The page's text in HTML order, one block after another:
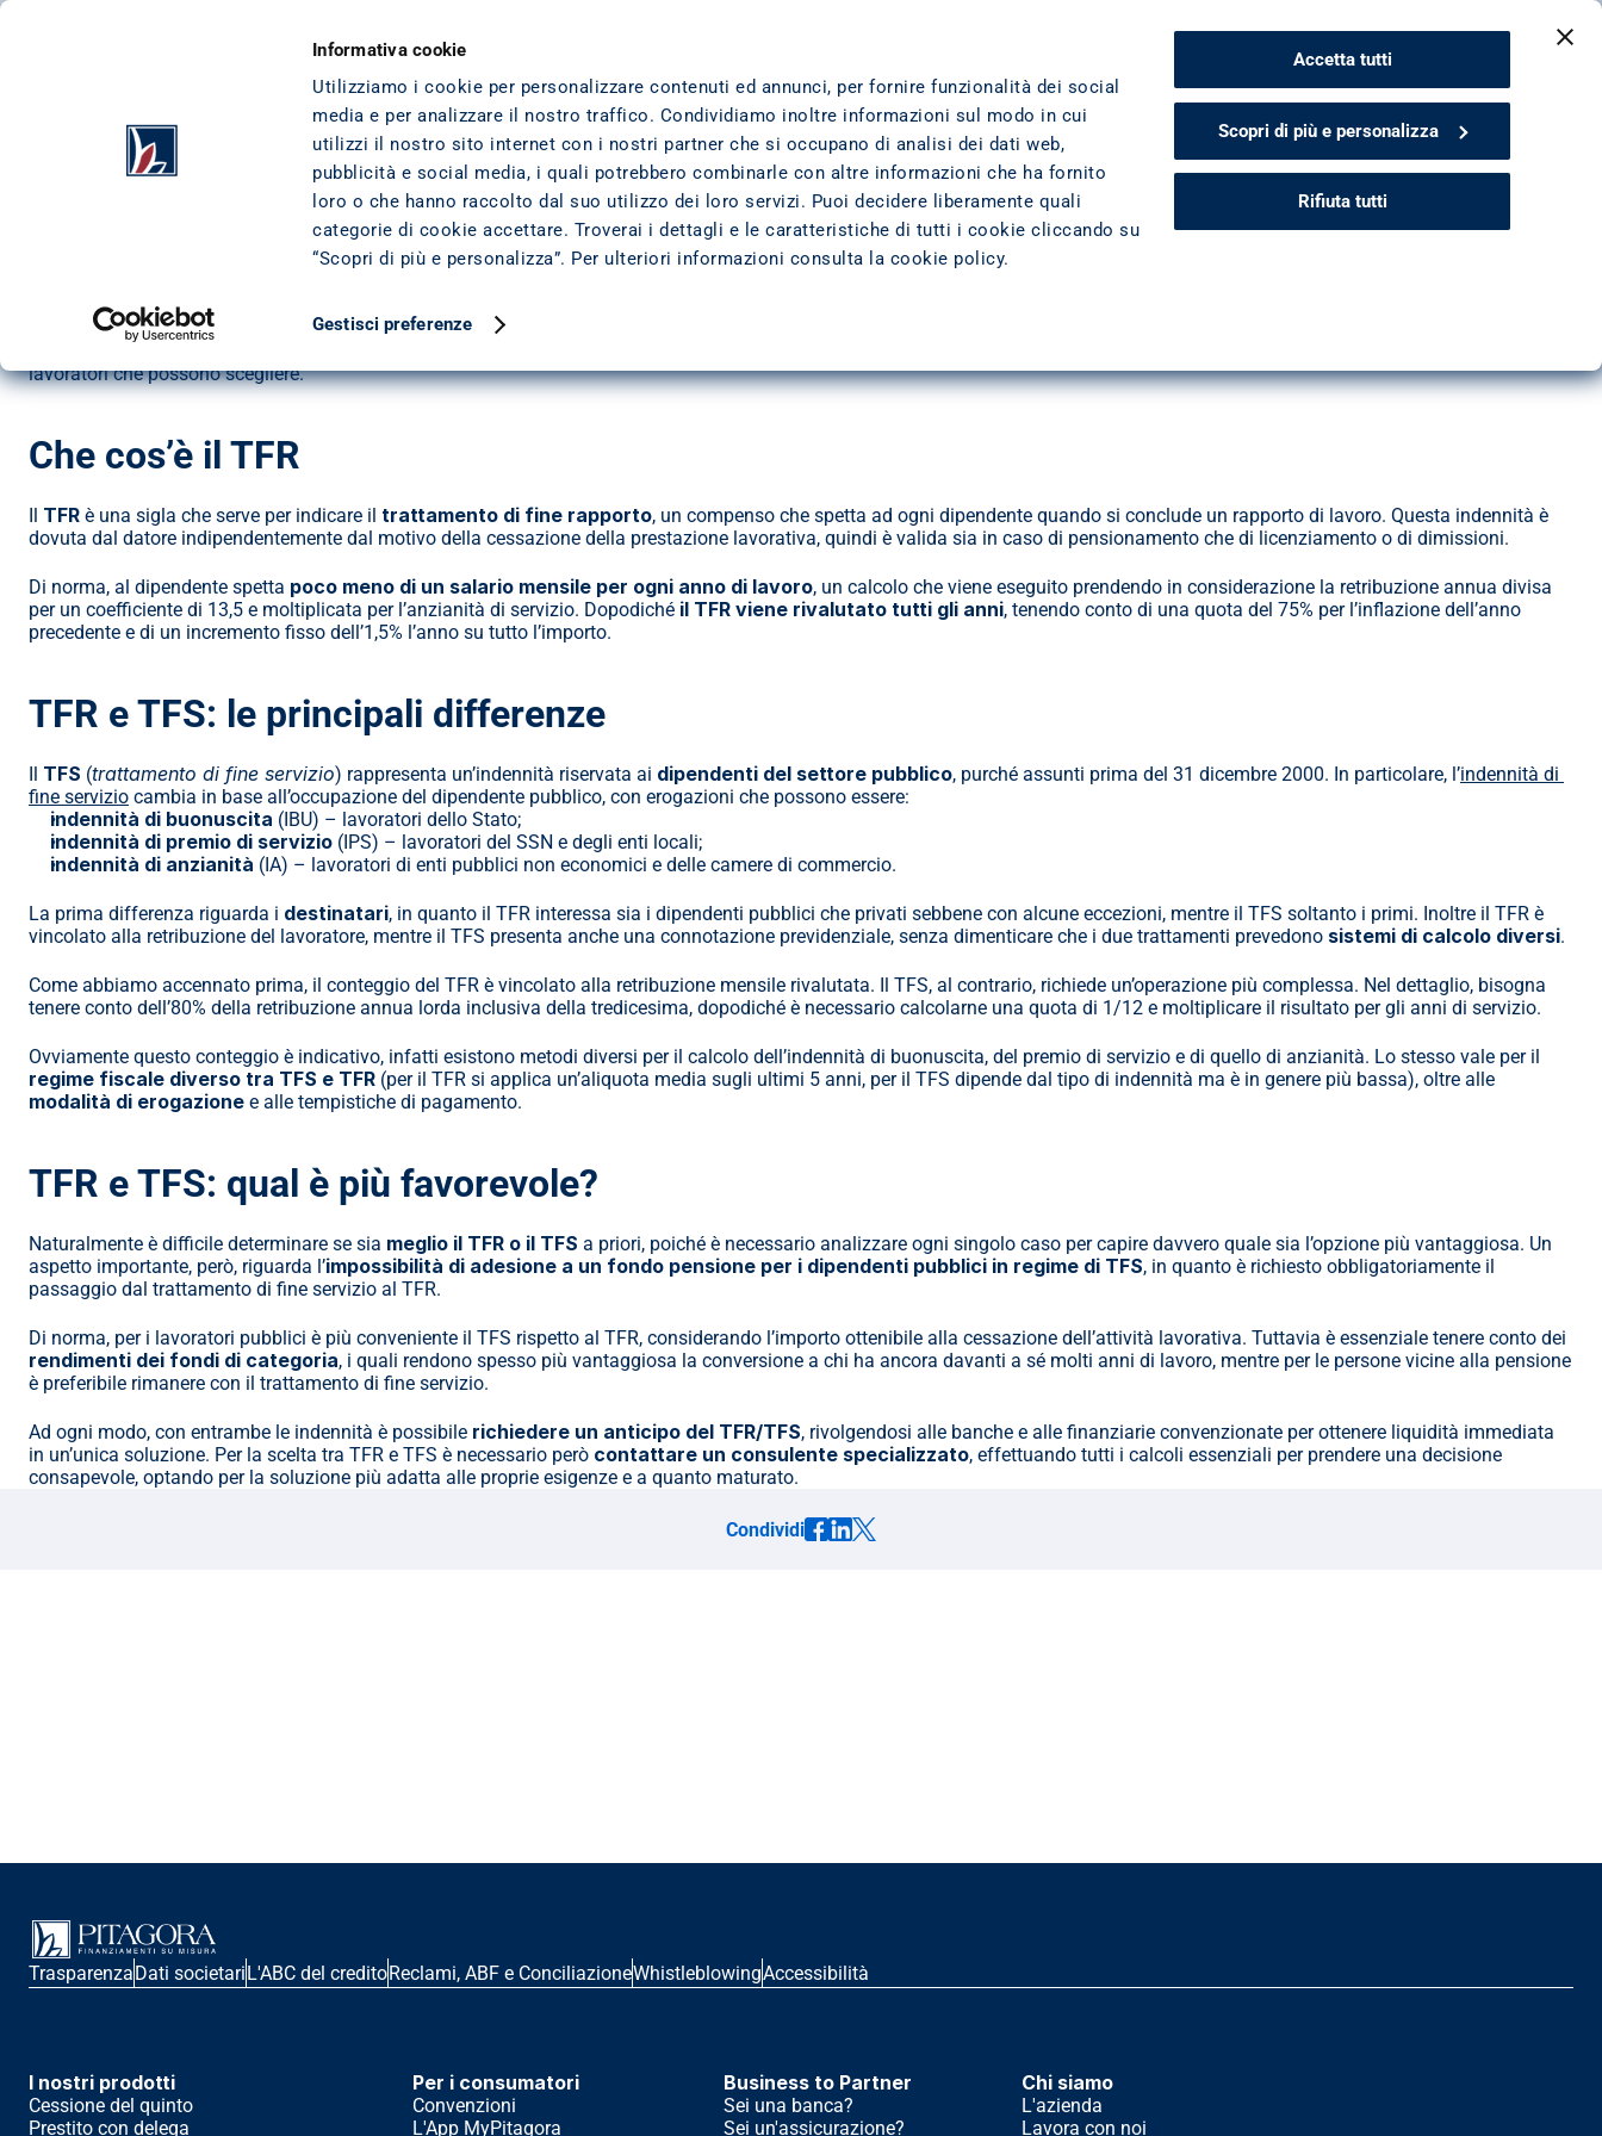
Informativa cookie
Utilizziamo i cookie per personalizzare contenuti ed annunci, per fornire funzionalità dei social
media e per analizzare il nostro traffico. Condividiamo inoltre informazioni sul modo in cui
utilizzi il nostro sito internet con i nostri partner che si occupano di analisi dei dati web,
pubblicità e social media, i quali potrebbero combinarle con altre informazioni che ha fornito
loro o che hanno raccolto dal suo utilizzo dei loro servizi. Puoi decidere liberamente quali
categorie di cookie accettare. Troverai i dettagli e le caratteristiche di tutti i cookie cliccando su
“Scopri di più e personalizza”. Per ulteriori informazioni consulta la cookie policy.
Gestisci preferenze
Accetta tutti
Scopri di più e personalizza
Rifiuta tutti
CESSIONE DEL QUINTO I NOSTRI PRODOTTI CONTATTACI
DIFFERENZA TRA TFR E TFS QUELLO CHE CE DA SAPERE
Differenza tra TFR e TFS: quello che c’è da sapere
22 GENNAIO 2021
I lavoratori dipendenti possono beneficiare al termine del rapporto di lavoro di un’indennità aggiuntiva, una somma utile per garantire un cuscinetto nel passaggio verso la pensione, con
lavoratori che possono scegliere.
Che cos’è il TFR
Il TFR è una sigla che serve per indicare il trattamento di fine rapporto, un compenso che spetta ad ogni dipendente quando si conclude un rapporto di lavoro. Questa indennità è
dovuta dal datore indipendentemente dal motivo della cessazione della prestazione lavorativa, quindi è valida sia in caso di pensionamento che di licenziamento o di dimissioni.
Di norma, al dipendente spetta poco meno di un salario mensile per ogni anno di lavoro, un calcolo che viene eseguito prendendo in considerazione la retribuzione annua divisa
per un coefficiente di 13,5 e moltiplicata per l’anzianità di servizio. Dopodiché il TFR viene rivalutato tutti gli anni, tenendo conto di una quota del 75% per l’inflazione dell’anno
precedente e di un incremento fisso dell’1,5% l’anno su tutto l’importo.
TFR e TFS: le principali differenze
Il TFS (trattamento di fine servizio) rappresenta un’indennità riservata ai dipendenti del settore pubblico, purché assunti prima del 31 dicembre 2000. In particolare, l’indennità di
fine servizio cambia in base all’occupazione del dipendente pubblico, con erogazioni che possono essere:
indennità di buonuscita (IBU) – lavoratori dello Stato;
indennità di premio di servizio (IPS) – lavoratori del SSN e degli enti locali;
indennità di anzianità (IA) – lavoratori di enti pubblici non economici e delle camere di commercio.
La prima differenza riguarda i destinatari, in quanto il TFR interessa sia i dipendenti pubblici che privati sebbene con alcune eccezioni, mentre il TFS soltanto i primi. Inoltre il TFR è
vincolato alla retribuzione del lavoratore, mentre il TFS presenta anche una connotazione previdenziale, senza dimenticare che i due trattamenti prevedono sistemi di calcolo diversi.
Come abbiamo accennato prima, il conteggio del TFR è vincolato alla retribuzione mensile rivalutata. Il TFS, al contrario, richiede un’operazione più complessa. Nel dettaglio, bisogna
tenere conto dell’80% della retribuzione annua lorda inclusiva della tredicesima, dopodiché è necessario calcolarne una quota di 1/12 e moltiplicare il risultato per gli anni di servizio.
regime fiscale diverso tra TFS e TFR
modalità di erogazione e alle tempistiche di pagamento.
TFR e TFS: qual è più favorevole?
Naturalmente è difficile determinare se sia meglio il TFR o il TFS a priori, poiché è necessario analizzare ogni singolo caso per capire davvero quale sia l’opzione più vantaggiosa. Un
aspetto importante, però, riguarda l’impossibilità di adesione a un fondo pensione per i dipendenti pubblici in regime di TFS, in quanto è richiesto obbligatoriamente il
passaggio dal trattamento di fine servizio al TFR.
rendimenti dei fondi di categoria, i quali rendono spesso più vantaggiosa la conversione a chi ha ancora davanti a sé molti anni di lavoro, mentre per le persone vicine alla pensione
è preferibile rimanere con il trattamento di fine servizio.
Ad ogni modo, con entrambe le indennità è possibile richiedere un anticipo del TFR/TFS, rivolgendosi alle banche e alle finanziarie convenzionate per ottenere liquidità immediata
in un’unica soluzione. Per la scelta tra TFR e TFS è necessario però contattare un consulente specializzato, effettuando tutti i calcoli essenziali per prendere una decisione
consapevole, optando per la soluzione più adatta alle proprie esigenze e a quanto maturato.
Condividi
TrasparenzaDati societariL'ABC del creditoReclami, ABF e ConciliazioneWhistleblowingAccessibilità
I nostri prodotti
Cessione del quinto
Prestito con delega
Per i consumatori
Convenzioni
L'App MyPitagora
Business to Partner
Sei una banca?
Sei un'assicurazione?
Chi siamo
L'azienda
Lavora con noi